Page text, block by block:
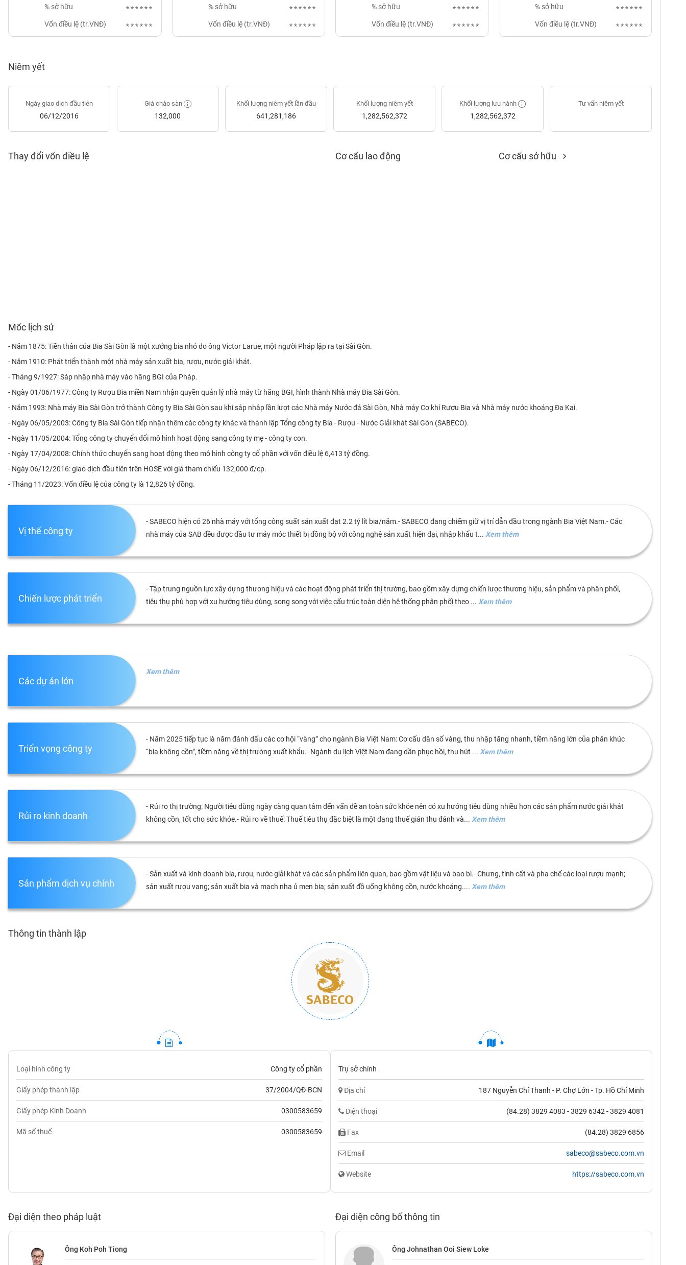
% sở hữu
******
Vốn điều lệ (tr.VNĐ)
******
% sở hữu
******
Vốn điều lệ (tr.VNĐ)
******
% sở hữu
******
Vốn điều lệ (tr.VNĐ)
******
% sở hữu
******
Vốn điều lệ (tr.VNĐ)
******
Niêm yết
Ngày giao dịch đầu tiên
06/12/2016
Giá chào sàn
132,000
Khối lượng niêm yết lần đầu
641,281,186
Khối lượng niêm yết
1,282,562,372
Khối lượng lưu hành
1,282,562,372
Tư vấn niêm yết
Thay đổi vốn điều lệ Cơ cấu lao động Cơ cấu sở hữu
Mốc lịch sử
- Năm 1875: Tiền thân của Bia Sài Gòn là một xưởng bia nhỏ do ông Victor Larue, một người Pháp lập ra tại Sài Gòn.
- Năm 1910: Phát triển thành một nhà máy sản xuất bia, rượu, nước giải khát.
- Tháng 9/1927: Sáp nhập nhà máy vào hãng BGI của Pháp.
- Ngày 01/06/1977: Công ty Rượu Bia miền Nam nhận quyền quản lý nhà máy từ hãng BGI, hình thành Nhà máy Bia Sài Gòn.
- Năm 1993: Nhà máy Bia Sài Gòn trở thành Công ty Bia Sài Gòn sau khi sáp nhập lần lượt các Nhà máy Nước đá Sài Gòn, Nhà máy Cơ khí Rượu Bia và Nhà máy nước khoáng Đa Kai.
- Ngày 06/05/2003: Công ty Bia Sài Gòn tiếp nhận thêm các công ty khác và thành lập Tổng công ty Bia - Rượu - Nước Giải khát Sài Gòn (SABECO).
- Ngày 11/05/2004: Tổng công ty chuyển đổi mô hình hoạt động sang công ty mẹ - công ty con.
- Ngày 17/04/2008: Chính thức chuyển sang hoạt động theo mô hình công ty cổ phần với vốn điều lệ 6,413 tỷ đồng.
- Ngày 06/12/2016: giao dịch đầu tiên trên HOSE với giá tham chiếu 132,000 đ/cp.
- Tháng 11/2023: Vốn điều lệ của công ty là 12,826 tỷ đồng.
Vị thế công ty
- SABECO hiện có 26 nhà máy với tổng công suất sản xuất đạt 2.2 tỷ lít bia/năm.- SABECO đang chiếm giữ vị trí dẫn đầu trong ngành Bia Việt Nam.- Các
nhà máy của SAB đều được đầu tư máy móc thiết bị đồng bộ với công nghệ sản xuất hiện đại, nhập khẩu t... Xem thêm
Chiến lược phát triển
- Tập trung nguồn lực xây dựng thương hiệu và các hoạt động phát triển thị trường, bao gồm xây dựng chiến lược thương hiệu, sản phẩm và phân phối,
tiêu thụ phù hợp với xu hướng tiêu dùng, song song với việc cấu trúc toàn diện hệ thống phân phối theo ... Xem thêm
Các dự án lớn
Xem thêm
Triển vọng công ty
- Năm 2025 tiếp tục là năm đánh dấu các cơ hội “vàng” cho ngành Bia Việt Nam: Cơ cấu dân số vàng, thu nhập tăng nhanh, tiềm năng lớn của phân khúc
“bia không cồn”, tiềm năng về thị trường xuất khẩu.- Ngành du lịch Việt Nam đang dần phục hồi, thu hút ... Xem thêm
Rủi ro kinh doanh
- Rủi ro thị trường: Người tiêu dùng ngày càng quan tâm đến vấn đề an toàn sức khỏe nên có xu hướng tiêu dùng nhiều hơn các sản phẩm nước giải khát
không cồn, tốt cho sức khỏe.- Rủi ro về thuế: Thuế tiêu thụ đặc biệt là một dạng thuế gián thu đánh và... Xem thêm
Sản phẩm dịch vụ chính
- Sản xuất và kinh doanh bia, rượu, nước giải khát và các sản phẩm liên quan, bao gồm vật liệu và bao bì.- Chưng, tinh cất và pha chế các loại rượu mạnh;
sản xuất rượu vang; sản xuất bia và mạch nha ủ men bia; sản xuất đồ uống không cồn, nước khoáng.... Xem thêm
Thông tin thành lập
Loại hình công ty Công ty cổ phần
Giấy phép thành lập 37/2004/QĐ-BCN
Giấy phép Kinh Doanh 0300583659
Mã số thuế 0300583659
Trụ sở chính
Địa chỉ 187 Nguyễn Chí Thanh - P. Chợ Lớn - Tp. Hồ Chí Minh
Điện thoại (84.28) 3829 4083 - 3829 6342 - 3829 4081
Fax (84.28) 3829 6856
Email sabeco@sabeco.com.vn
Website https://sabeco.com.vn
Đại diện theo pháp luật
Ông Koh Poh Tiong
Đại diện công bố thông tin
Ông Johnathan Ooi Siew Loke
VIETSTOCKFINANCE
NGÀNH
TRÁI
CỤ
ĐẦU
XUẤT
LIỆU
MỚI
Ngành
SECTOR
NĂNG
CÔNG
THIẾT
KHỎE
TÀI
CHÍNH
TIN
DỊCH